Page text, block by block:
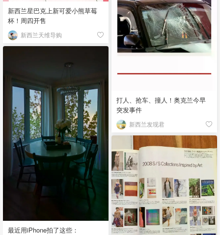
新西兰星巴克上新可爱小熊草莓
杯！周四开售
新西兰天维导购
打人、抢车、撞人！奥克兰今早
突发事件
新西兰发现君
最近用iPhone拍了这些：